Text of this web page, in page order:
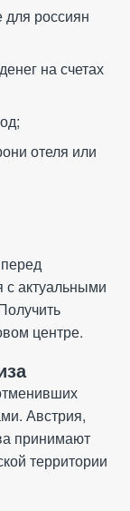
для россиян
на счетах
отеля или
с актуальными
центре.
Австрия,
принимают
территории